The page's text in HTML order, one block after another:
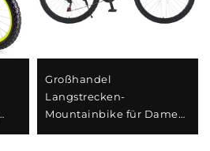
Großhandel
Langstrecken-
Mountainbike für Damen